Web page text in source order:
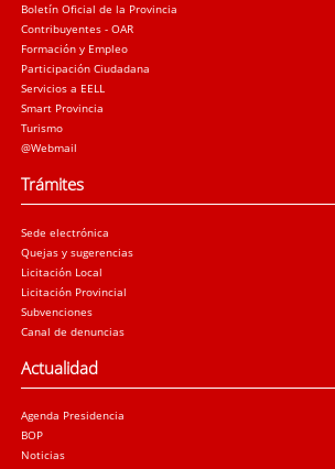
Boletín Oficial de la Provincia
Contribuyentes - OAR
Formación y Empleo
Participación Ciudadana
Servicios a EELL
Smart Provincia
Turismo
@Webmail
Trámites
Sede electrónica
Quejas y sugerencias
Licitación Local
Licitación Provincial
Subvenciones
Canal de denuncias
Actualidad
Agenda Presidencia
BOP
Noticias